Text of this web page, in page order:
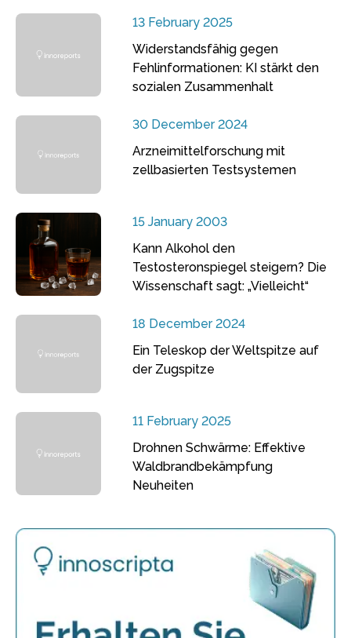
13 February 2025
Widerstandsfähig gegen
Fehlinformationen: KI stärkt den
sozialen Zusammenhalt
30 December 2024
Arzneimittelforschung mit
zellbasierten Testsystemen
15 January 2003
Kann Alkohol den
Testosteronspiegel steigern? Die
Wissenschaft sagt: „Vielleicht“
18 December 2024
Ein Teleskop der Weltspitze auf
der Zugspitze
11 February 2025
Drohnen Schwärme: Effektive
Waldbrandbekämpfung
Neuheiten